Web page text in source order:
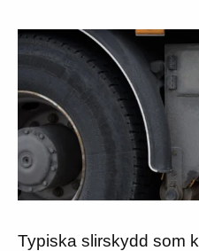
Typiska slirskydd som